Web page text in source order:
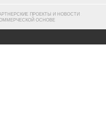
ПРОЕКТЫ И НОВОСТИ
ОСНОВЕ